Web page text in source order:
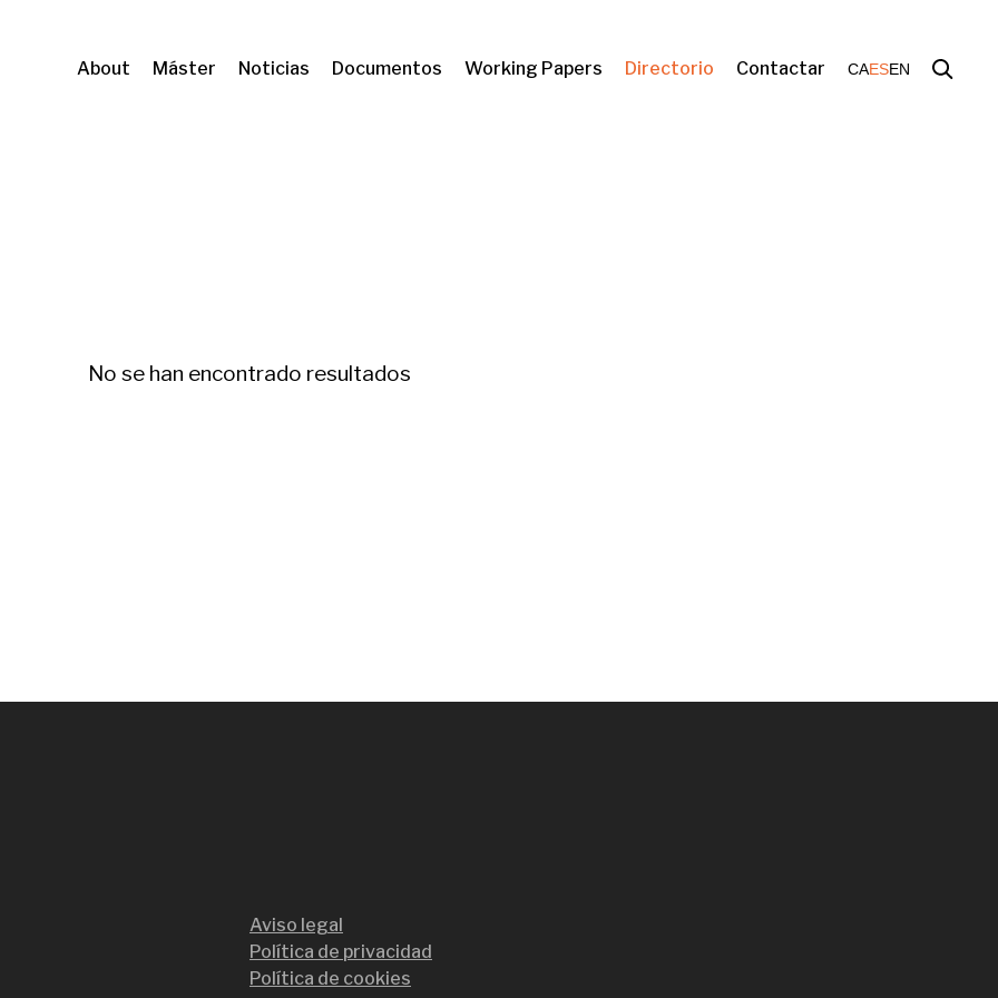
About Máster Noticias Documentos Working Papers Directorio Contactar CAESEN
No se han encontrado resultados
Aviso legal
Política de privacidad
Política de cookies